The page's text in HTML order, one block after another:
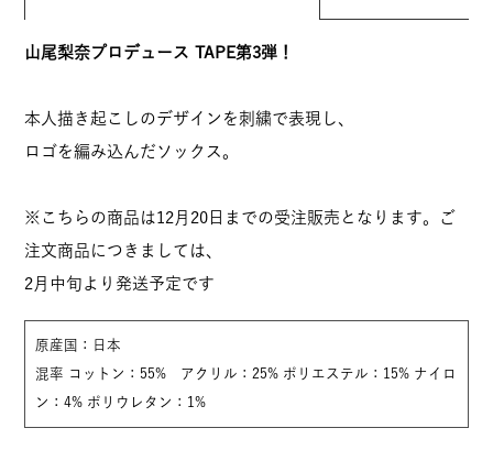
山尾梨奈プロデュース TAPE第3弾！
本人描き起こしのデザインを刺繍で表現し、
ロゴを編み込んだソックス。
※こちらの商品は12月20日までの受注販売となります。ご
注文商品につきましては、
2月中旬より発送予定です
原産国：日本
混率 コットン：55% アクリル：25% ポリエステル：15% ナイロ
ン：4% ポリウレタン：1%